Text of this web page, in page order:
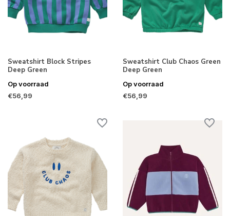
Sweatshirt Block Stripes
Deep Green
Op voorraad
€56,99
Sweatshirt Club Chaos Green
Deep Green
Op voorraad
€56,99